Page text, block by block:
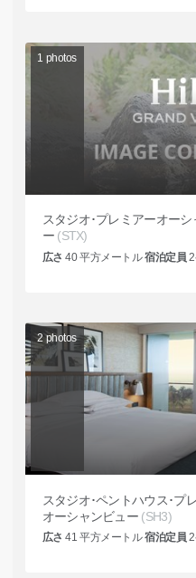
1 photos
スタジオ･プレミアーオーシ
ー (STX)
広さ 40平方メートル宿泊定員 2
2photos
スタジオ･ペントハウス･プ
オーシャンビュー (SH3)
広さ 41 平方メートル宿泊定員 2